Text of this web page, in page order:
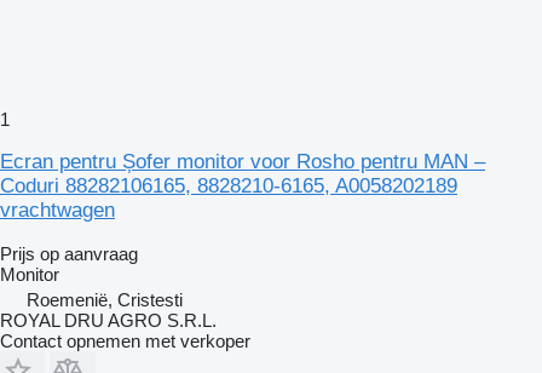
1
Ecran pentru Șofer monitor voor Rosho pentru MAN –
Coduri 88282106165, 8828210-6165, A0058202189
vrachtwagen
Prijs op aanvraag
Monitor
Roemenië, Cristesti
ROYAL DRU AGRO S.R.L.
Contact opnemen met verkoper